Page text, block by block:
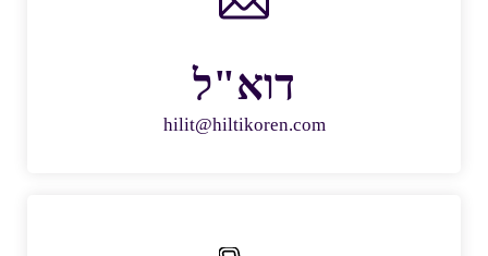
דוא"ל
hilit@hiltikoren.com